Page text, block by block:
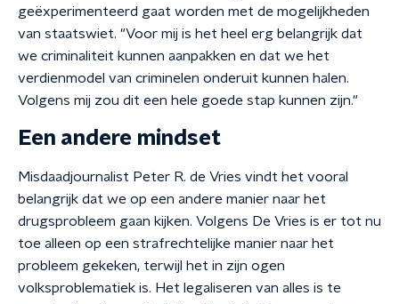
geëxperimenteerd gaat worden met de mogelijkheden
van staatswiet. "Voor mij is het heel erg belangrijk dat
we criminaliteit kunnen aanpakken en dat we het
verdienmodel van criminelen onderuit kunnen halen.
Volgens mij zou dit een hele goede stap kunnen zijn."
Een andere mindset
Misdaadjournalist Peter R. de Vries vindt het vooral
belangrijk dat we op een andere manier naar het
drugsprobleem gaan kijken. Volgens De Vries is er tot nu
toe alleen op een strafrechtelijke manier naar het
probleem gekeken, terwijl het in zijn ogen
volksproblematiek is. Het legaliseren van alles is te